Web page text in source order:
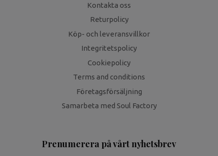
Kontakta oss
Returpolicy
Köp- och leveransvillkor
Integritetspolicy
Cookiepolicy
Terms and conditions
Företagsförsäljning
Samarbeta med Soul Factory
Prenumerera på vårt nyhetsbrev